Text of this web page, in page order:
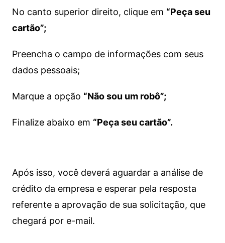
No canto superior direito, clique em “Peça seu
cartão”;
Preencha o campo de informações com seus
dados pessoais;
Marque a opção “Não sou um robô”;
Finalize abaixo em “Peça seu cartão”.
Após isso, você deverá aguardar a análise de
crédito da empresa e esperar pela resposta
referente a aprovação de sua solicitação, que
chegará por e-mail.